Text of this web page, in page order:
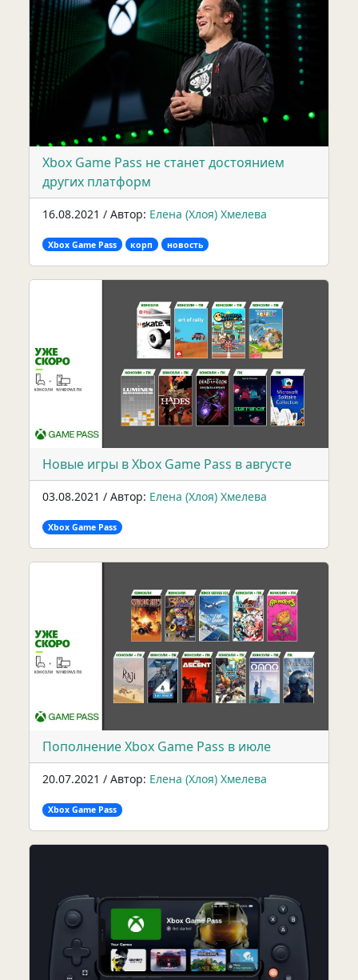
Xbox Game Pass не станет достоянием
других платформ
16.08.2021 / Автор: Елена (Хлоя) Хмелева
Xbox Game Pass корп новость
Новые игры в Xbox Game Pass в августе
03.08.2021 / Автор: Елена (Хлоя) Хмелева
Xbox Game Pass
Пополнение Xbox Game Pass в июле
20.07.2021 / Автор: Елена (Хлоя) Хмелева
Xbox Game Pass